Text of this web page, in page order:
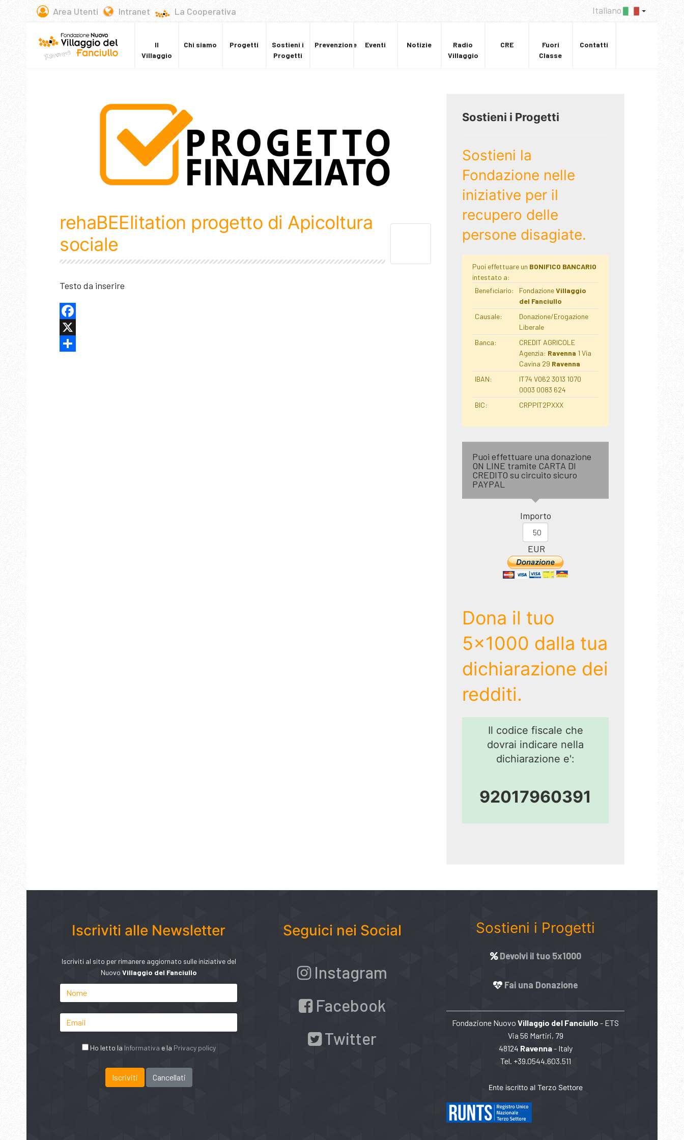
Area Utenti Intranet La Cooperativa Italiano
Il
Villaggio
Chi siamo Progetti
Sostieni i
Progetti
Prevenzione Eventi Notizie
Radio
Villaggio
CRE
Fuori
Classe
Contatti
rehaBEElitation progetto di Apicoltura
sociale
Testo da inserire
Facebook
X
Sostieni i Progetti
Sostieni la
Fondazione nelle
iniziative per il
recupero delle
persone disagiate.
Puoi effettuare un BONIFICO BANCARIO
intestato a:
Beneficiario:
FondazioneVillaggio
del Fanciullo
Causale:
Donazione/Erogazione
Liberale
Banca:
CREDIT AGRICOLE
Agenzia: Ravenna 1 Via
Cavina 29 Ravenna
IBAN:
IT74 V062 3013 1070
0003 0083 624
BIC:
CRPPIT2PXXX
Puoi effettuare una donazione
ON LINE tramite CARTA DI
CREDITO su circuito sicuro
PAYPAL
Importo
EUR
Dona il tuo
5x1000 dalla tua
dichiarazione dei
redditi.
Il codice fiscale che
dovrai indicare nella
dichiarazione e':
92017960391
Iscriviti alle Newsletter
Iscriviti al sito per rimanere aggiornato sulle iniziative del
Nuovo Villaggio del Fanciullo
Ho letto la Informativa e la Privacy policy
Seguici nei Social
Instagram
Facebook
Twitter
Sostieni i Progetti
Devolvi il tuo 5x1000
Fai una Donazione
Fondazione Nuovo Villaggio del Fanciullo - ETS
Via 56 Martiri, 79
48124 Ravenna- Italy
Tel. +39.0544.603.511
Ente iscritto al Terzo Settore